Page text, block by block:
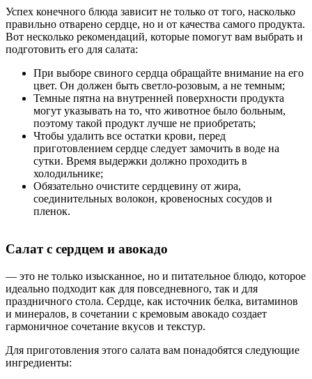
Успех конечного блюда зависит не только от того, насколько
правильно отварено сердце, но и от качества самого продукта.
Вот несколько рекомендаций, которые помогут вам выбрать и
подготовить его для салата:
При выборе свиного сердца обращайте внимание на его
цвет. Он должен быть светло-розовым, а не темным;
Темные пятна на внутренней поверхности продукта
могут указывать на то, что животное было больным,
поэтому такой продукт лучше не приобретать;
Чтобы удалить все остатки крови, перед
приготовлением сердце следует замочить в воде на
сутки. Время выдержки должно проходить в
холодильнике;
Обязательно очистите сердцевину от жира,
соединительных волокон, кровеносных сосудов и
пленок.
Салат с сердцем и авокадо
— это не только изысканное, но и питательное блюдо, которое
идеально подходит как для повседневного, так и для
праздничного стола. Сердце, как источник белка, витаминов
и минералов, в сочетании с кремовым авокадо создает
гармоничное сочетание вкусов и текстур.
Для приготовления этого салата вам понадобятся следующие
ингредиенты: